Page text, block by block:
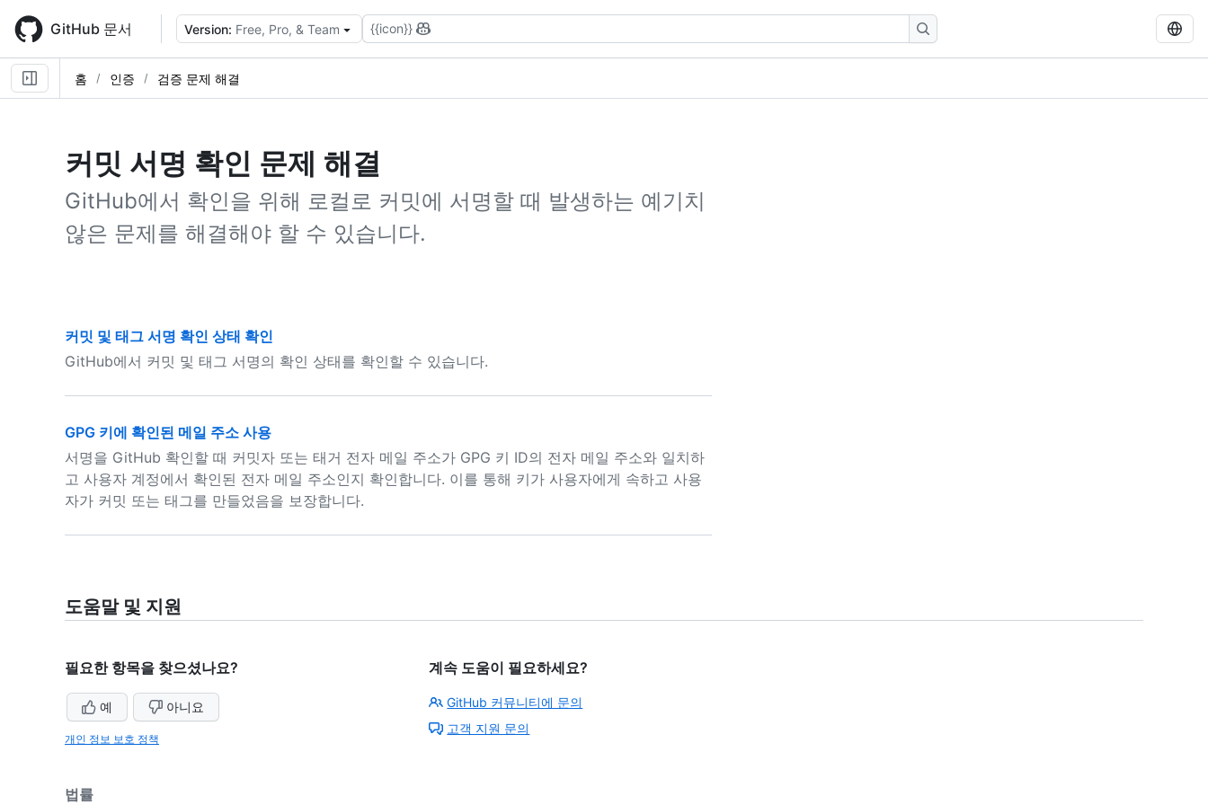
main
content
GitHub 문서 Version: Free, Pro, & Team {{icon}}
홈 인증 검증 문제 해결
커밋 서명 확인 문제 해결
GitHub에서 확인을 위해 로컬로 커밋에 서명할 때 발생하는 예기치
않은 문제를 해결해야 할 수 있습니다.
커밋 및 태그 서명 확인 상태 확인
GitHub에서 커밋 및 태그 서명의 확인 상태를 확인할 수 있습니다.
GPG 키에 확인된 메일 주소 사용
서명을 GitHub 확인할 때 커밋자 또는 태거 전자 메일 주소가 GPG 키 ID의 전자 메일 주소와 일치하
고 사용자 계정에서 확인된 전자 메일 주소인지 확인합니다. 이를 통해 키가 사용자에게 속하고 사용
자가 커밋 또는 태그를 만들었음을 보장합니다.
도움말 및 지원
필요한 항목을 찾으셨나요?
예 아니요
개인 정보 보호 정책
계속 도움이 필요하세요?
GitHub 커뮤니티에 문의
고객 지원 문의
법률